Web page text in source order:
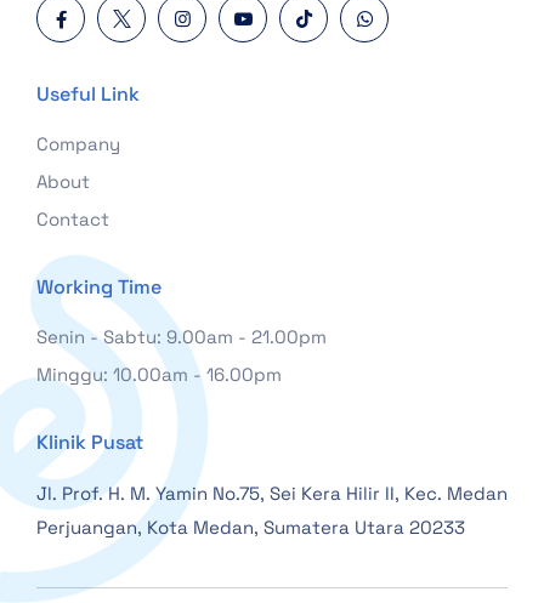
Useful Link
Company
About
Contact
Working Time
Senin - Sabtu: 9.00am - 21.00pm
Minggu: 10.00am - 16.00pm
Klinik Pusat
Jl. Prof. H. M. Yamin No.75, Sei Kera Hilir II, Kec. Medan
Perjuangan, Kota Medan, Sumatera Utara 20233